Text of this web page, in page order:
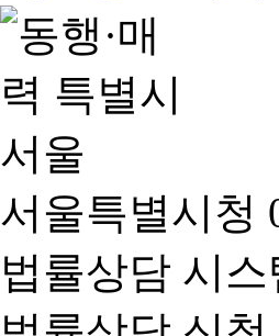
서울특별시청
법률상담 시